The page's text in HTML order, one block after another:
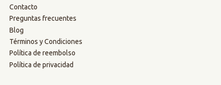
Contacto
Preguntas frecuentes
Blog
Términos y Condiciones
Política de reembolso
Política de privacidad